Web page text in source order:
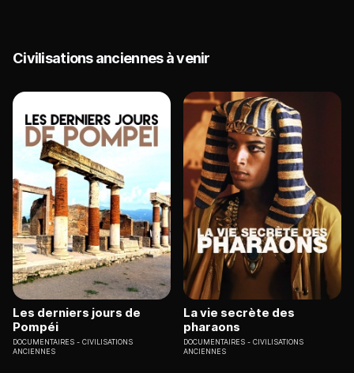
Civilisations anciennes à venir
Les derniers jours de
Pompéi
DOCUMENTAIRES
CIVILISATIONS
ANCIENNES
La vie secrète des
pharaons
DOCUMENTAIRES
CIVILISATIONS
ANCIENNES